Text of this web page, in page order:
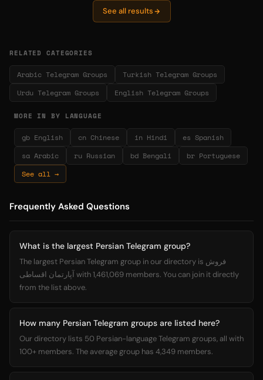
See all results
RELATED CATEGORIES
Arabic Telegram Groups
Turkish Telegram Groups
Urdu Telegram Groups
English Telegram Groups
MORE IN BY LANGUAGE
gb English cn Chinese in Hindi
es Spanish
sa Arabic
ru Russian bd Bengali
br Portuguese
See all →
Frequently Asked Questions
What is the largest Persian Telegram group?
The largest Persian Telegram group in our directory is فروش
آپارتمان اقساطی with 1,461,069 members. You can join it directly
from the list above.
How many Persian Telegram groups are listed here?
Our directory lists 50 Persian-language Telegram groups, all with
100+ members. The average group has 4,349 members.